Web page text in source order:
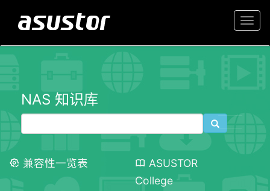
NAS 知识库
兼容性一览表
ASUSTOR
College